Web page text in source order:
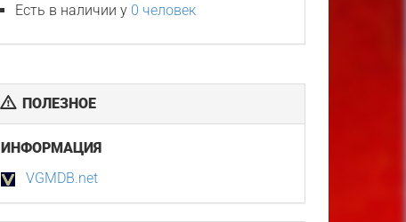
Есть в наличии у 0 человек
ПОЛЕЗНОЕ
ИНФОРМАЦИЯ
VGMDB.net